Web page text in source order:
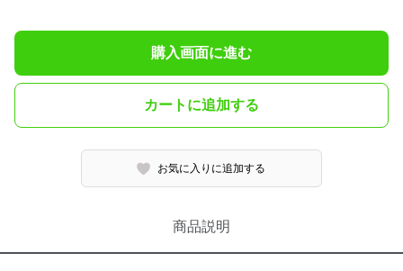
購入画面に進む
カートに追加する
お気に入りに追加する
商品説明